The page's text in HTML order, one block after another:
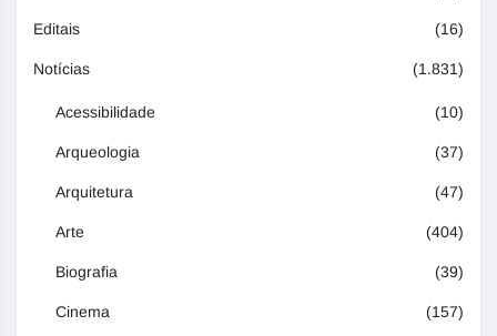
Editais (16)
Notícias (1.831)
Acessibilidade (10)
Arqueologia (37)
Arquitetura (47)
Arte (404)
Biografia (39)
Cinema (157)